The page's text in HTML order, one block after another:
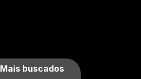
Mais buscados